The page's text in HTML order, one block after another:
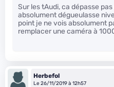
Sur les tAudi, ca dépasse
absolument dégueulasse
point je ne vois absolument
remplacer une caméra à
Herbefol
Le 26/11/2019 à 12h57